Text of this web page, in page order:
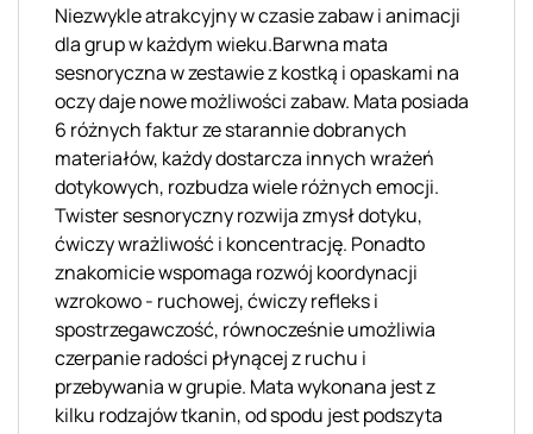
Niezwykle atrakcyjny w czasie zabaw i animacji
dla grup w każdym wieku.Barwna mata
sesnoryczna w zestawie z kostką i opaskami na
oczy daje nowe możliwości zabaw. Mata posiada
6 różnych faktur ze starannie dobranych
materiałów, każdy dostarcza innych wrażeń
dotykowych, rozbudza wiele różnych emocji.
Twister sesnoryczny rozwija zmysł dotyku,
ćwiczy wrażliwość i koncentrację. Ponadto
znakomicie wspomaga rozwój koordynacji
wzrokowo - ruchowej, ćwiczy refleks i
spostrzegawczość, równocześnie umożliwia
czerpanie radości płynącej z ruchu i
przebywania w grupie. Mata wykonana jest z
kilku rodzajów tkanin, od spodu jest podszyta